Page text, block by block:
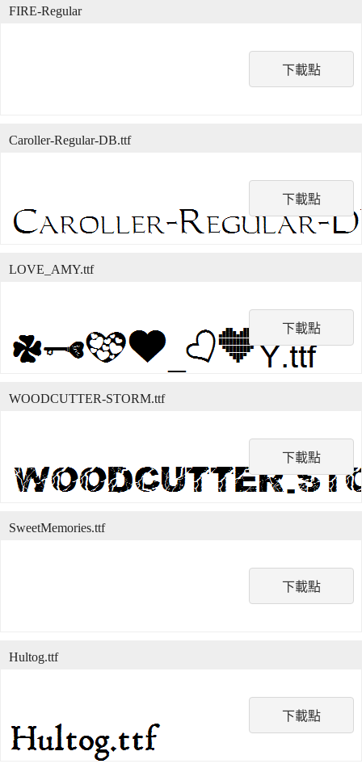
下載點
FIRE-Regular
下載點
Caroller-Regular-DB.ttf
下載點
LOVE_AMY.ttf
下載點
WOODCUTTER-STORM.ttf
下載點
SweetMemories.ttf
下載點
Hultog.ttf